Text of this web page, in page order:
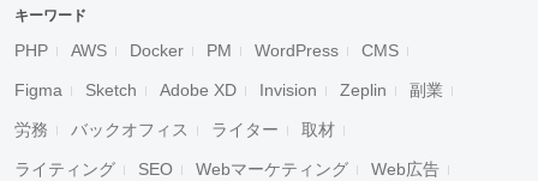
キーワード
PHP AWS Docker PM WordPress CMS
Figma Sketch Adobe XD Invision Zeplin 副業
労務 バックオフィス ライター 取材
ライティング SEO Webマーケティング Web広告